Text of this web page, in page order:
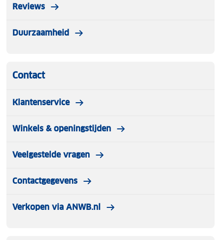
Reviews
Duurzaamheid
Contact
Klantenservice
Winkels & openingstijden
Veelgestelde vragen
Contactgegevens
Verkopen via ANWB.nl